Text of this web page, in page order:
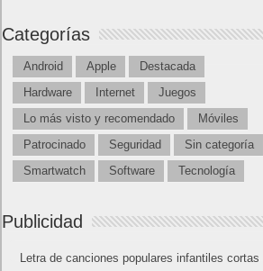
Categorías
Android Apple
Destacada
Hardware
Internet
Juegos
Lo más visto y recomendado
Móviles
Patrocinado
Seguridad
Sin categoría
Smartwatch
Software Tecnología
Publicidad
Letra de canciones populares infantiles cortas